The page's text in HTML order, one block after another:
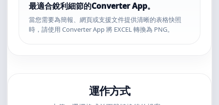
最適合銳利細節的Converter App。
當您需要為簡報、網頁或支援文件提供清晰的表格快照
時，請使用 Converter App 將 EXCEL 轉換為 PNG。
運作方式